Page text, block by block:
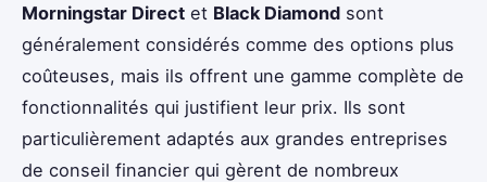
Morningstar Direct et Black Diamond sont
généralement considérés comme des options plus
coûteuses, mais ils offrent une gamme complète de
fonctionnalités qui justifient leur prix. Ils sont
particulièrement adaptés aux grandes entreprises
de conseil financier qui gèrent de nombreux